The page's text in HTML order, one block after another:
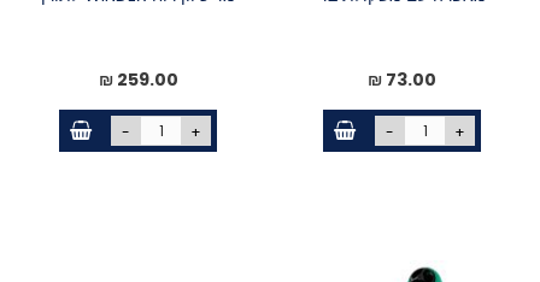
73.00 ₪
- +
259.00 ₪
- +